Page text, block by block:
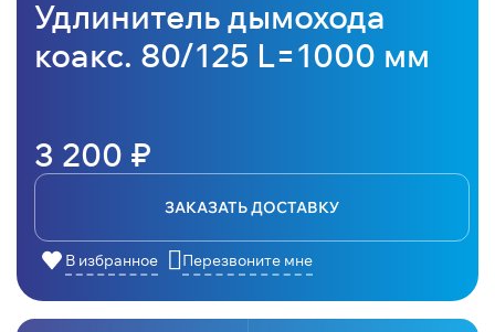
Удлинитель дымохода
коакс. 80/125 L=1000 мм
3 200 ₽
ЗАКАЗАТЬ ДОСТАВКУ
В избранное Перезвоните мне